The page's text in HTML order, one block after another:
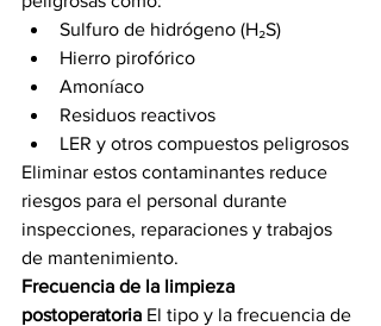
Sulfuro de hidrógeno (H₂S)
Hierro pirofórico
Amoníaco
Residuos reactivos
LER y otros compuestos peligrosos
Eliminar estos contaminantes reduce
riesgos para el personal durante
inspecciones, reparaciones y trabajos
de mantenimiento.
Frecuencia de la limpieza
postoperatoria El tipo y la frecuencia de